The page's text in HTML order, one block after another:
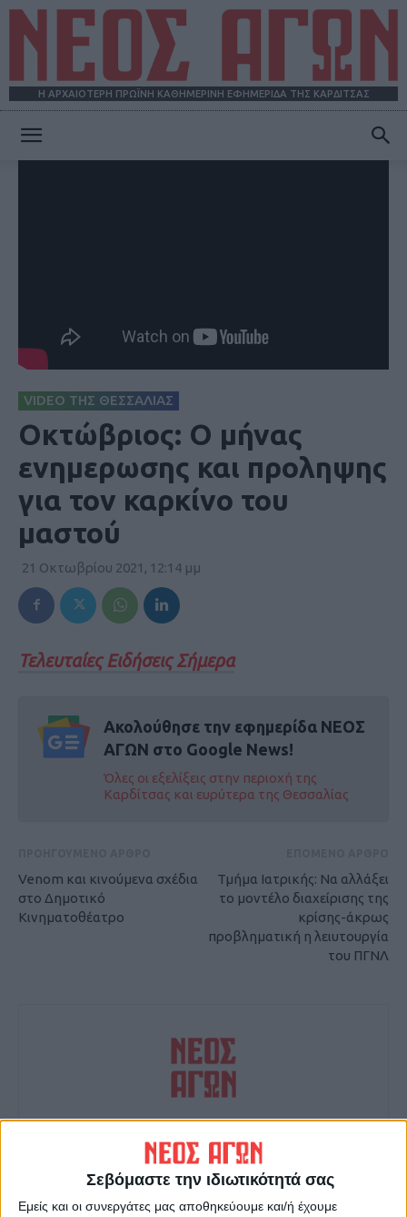
Σεβόμαστε την ιδιωτικότητά σας
Εμείς και οι συνεργάτες μας αποθηκεύουμε και/ή έχουμε
Η ΑΡΧΑΙΟΤΕΡΗ ΠΡΩΪΝΗ ΚΑΘΗΜΕΡΙΝΗ ΕΦΗΜΕΡΙΔΑ ΤΗΣ ΚΑΡΔΙΤΣΑΣ
VIDEO ΤΗΣ ΘΕΣΣΑΛΙΑΣ
Οκτώβριος: Ο μήνας
ενημερωσης και προληψης
για τον καρκίνο του
μαστού
21 Οκτωβρίου 2021, 12:14 μμ
Τελευταίες Ειδήσεις Σήμερα
Ακολούθησε την εφημερίδα ΝΕΟΣ
ΑΓΩΝ στο Google News!
Όλες οι εξελίξεις στην περιοχή της
Καρδίτσας και ευρύτερα της Θεσσαλίας
Venom και κινούμενα σχέδια
στο Δημοτικό
Κινηματοθέατρο
Τμήμα Ιατρικής: Να αλλάξει
το μοντέλο διαχείρισης της
κρίσης-άκρως
προβληματική η λειυτουργία
του ΠΓΝΛ
https://neosagon.gr
Η Αρχαιότερη Καθημερινή Πρωινή Εφημερίδα της Καρδίτσας